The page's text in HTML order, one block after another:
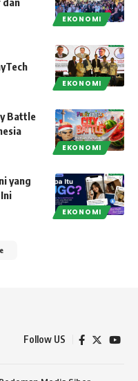
EKONOMI
EKONOMI
EKONOMI
Battle
EKONOMI
yang
Follow US